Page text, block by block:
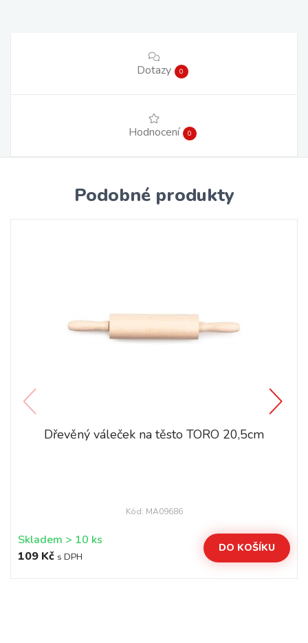
Dotazy 0
Hodnocení 0
Podobné produkty
Dřevěný váleček na těsto TORO 20,5cm
Kód: MA09686
Skladem > 10 ks
109 Kč s DPH
DO KOŠÍKU